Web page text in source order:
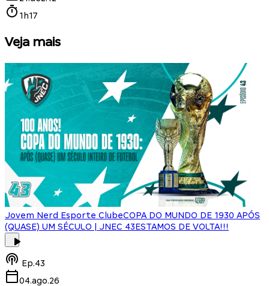
1h17
Veja mais
Jovem Nerd Esporte ClubeCOPA DO MUNDO DE 1930 APÓS
(QUASE) UM SÉCULO | JNEC 43ESTAMOS DE VOLTA!!!
Ep.43
04.ago.26